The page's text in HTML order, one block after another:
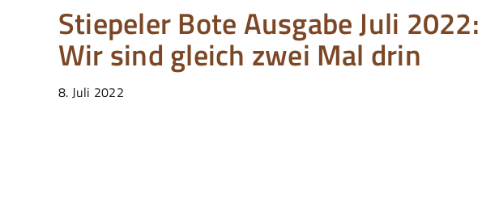
Stiepeler Bote Ausgabe Juli 2022:
Wir sind gleich zwei Mal drin
8. Juli 2022